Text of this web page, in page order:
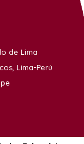
de Lima
Lima-Perú